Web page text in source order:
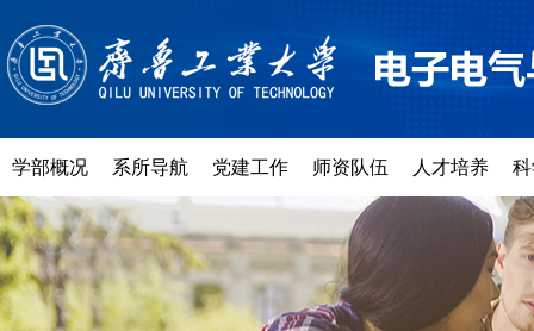
学部概况 系所导航 党建工作 师资队伍 人才培养